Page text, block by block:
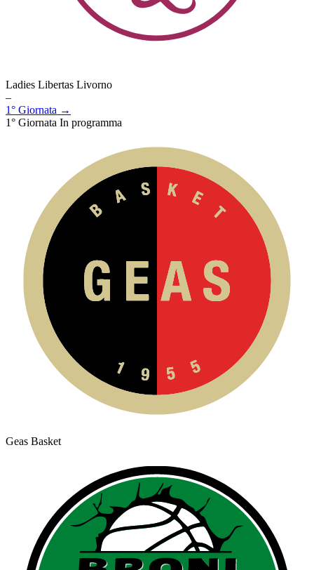
Ladies Libertas Livorno
–
1° Giornata →
1° Giornata In programma
Geas Basket